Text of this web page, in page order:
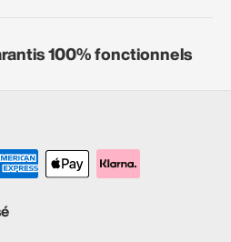
100% fonctionnels